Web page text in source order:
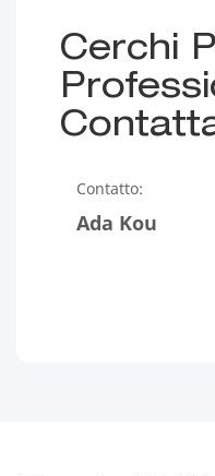
Cerchi
Contatto:
Ada Kou